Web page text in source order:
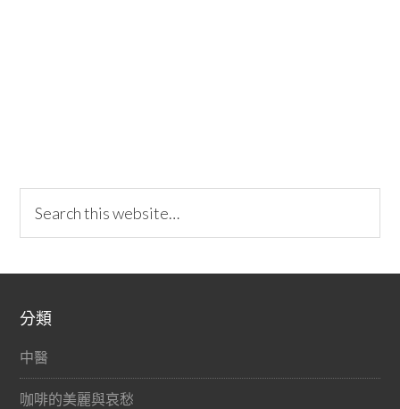
分類
中醫
咖啡的美麗與哀愁